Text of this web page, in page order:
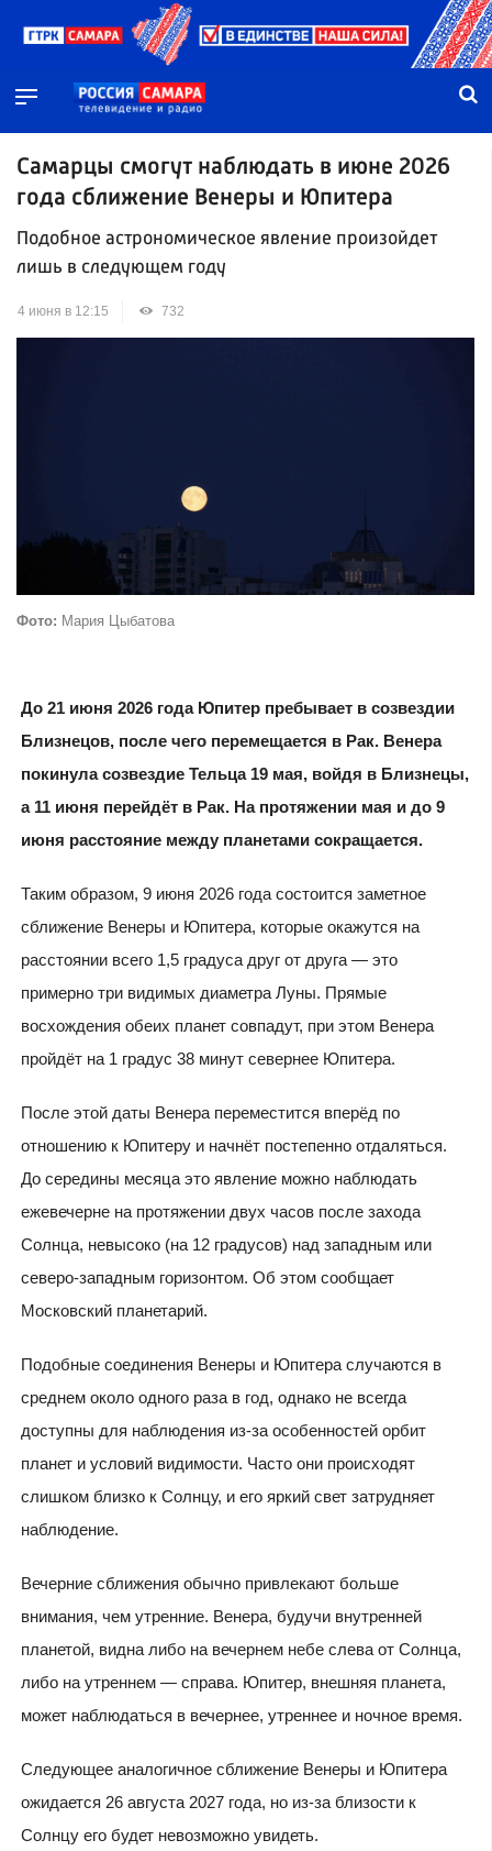
Самарцы смогут наблюдать в июне 2026
года сближение Венеры и Юпитера
Подобное астрономическое явление произойдет
лишь в следующем году
4 июня в 12:15 732
Фото: Мария Цыбатова
До 21 июня 2026 года Юпитер пребывает в созвездии
Близнецов, после чего перемещается в Рак. Венера
покинула созвездие Тельца 19 мая, войдя в Близнецы,
а 11 июня перейдёт в Рак. На протяжении мая и до 9
июня расстояние между планетами сокращается.
Таким образом, 9 июня 2026 года состоится заметное
сближение Венеры и Юпитера, которые окажутся на
расстоянии всего 1,5 градуса друг от друга — это
примерно три видимых диаметра Луны. Прямые
восхождения обеих планет совпадут, при этом Венера
пройдёт на 1 градус 38 минут севернее Юпитера.
После этой даты Венера переместится вперёд по
отношению к Юпитеру и начнёт постепенно отдаляться.
До середины месяца это явление можно наблюдать
ежевечерне на протяжении двух часов после захода
Солнца, невысоко (на 12 градусов) над западным или
северо-западным горизонтом. Об этом сообщает
Московский планетарий.
Подобные соединения Венеры и Юпитера случаются в
среднем около одного раза в год, однако не всегда
доступны для наблюдения из-за особенностей орбит
планет и условий видимости. Часто они происходят
слишком близко к Солнцу, и его яркий свет затрудняет
наблюдение.
Вечерние сближения обычно привлекают больше
внимания, чем утренние. Венера, будучи внутренней
планетой, видна либо на вечернем небе слева от Солнца,
либо на утреннем — справа. Юпитер, внешняя планета,
может наблюдаться в вечернее, утреннее и ночное время.
Следующее аналогичное сближение Венеры и Юпитера
ожидается 26 августа 2027 года, но из-за близости к
Солнцу его будет невозможно увидеть.